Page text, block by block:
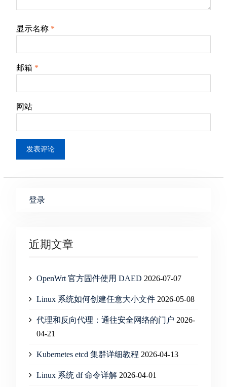
显示名称 *
邮箱 *
网站
登录
近期文章
OpenWrt 官方固件使用 DAED 2026-07-07
Linux 系统如何创建任意大小文件 2026-05-08
代理和反向代理：通往安全网络的门户 2026-
04-21
Kubernetes etcd 集群详细教程 2026-04-13
Linux 系统 df 命令详解 2026-04-01